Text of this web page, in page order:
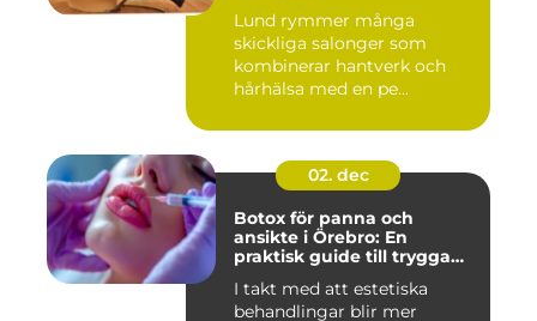
Lund rymmer många
skickliga salonger som
kombinerar hantverk och
hårhälsa med en pe...
02. dec
Botox för panna och
ansikte i Örebro: En
praktisk guide till trygga
I takt med att estetiska
behandlingar blir mer